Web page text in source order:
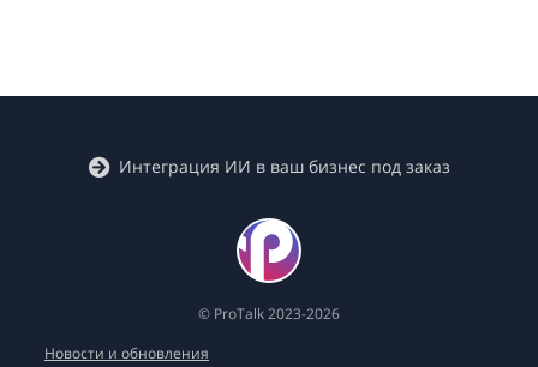
Интеграция ИИ в ваш бизнес под заказ
© ProTalk 2023-2026
Новости и обновления